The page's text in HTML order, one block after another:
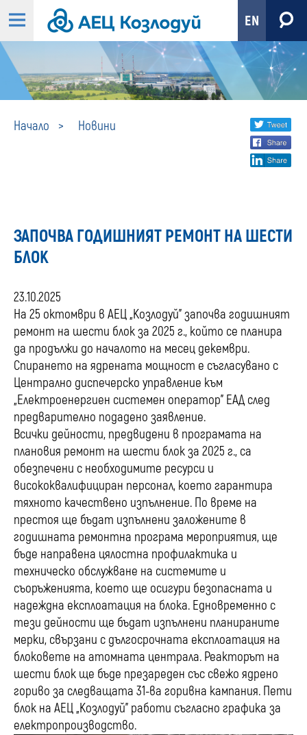
EN
Начало Новини
Share
social
ЗАПОЧВА ГОДИШНИЯТ РЕМОНТ НА ШЕСТИ
БЛОК
23.10.2025
На 25 октомври в АЕЦ „Козлодуй” започва годишният
ремонт на шести блок за 2025 г., който се планира
да продължи до началото на месец декември.
Спирането на ядрената мощност е съгласувано с
Централно диспечерско управление към
„Електроенергиен системен оператор” ЕАД след
предварително подадено заявление.
Всички дейности, предвидени в програмата на
плановия ремонт на шести блок за 2025 г., са
обезпечени с необходимите ресурси и
висококвалифициран персонал, което гарантира
тяхното качествено изпълнение. По време на
престоя ще бъдат изпълнени заложените в
годишната ремонтна програма мероприятия, ще
бъде направена цялостна профилактика и
техническо обслужване на системите и
съоръженията, което ще осигури безопасната и
надеждна експлоатация на блока. Едновременно с
тези дейности ще бъдат изпълнени планираните
мерки, свързани с дългосрочната експлоатация на
блоковете на атомната централа. Реакторът на
шести блок ще бъде презареден със свежо ядрено
гориво за следващата 31-ва горивна кампания. Пети
блок на АЕЦ „Козлодуй” работи съгласно графика за
електропроизводство.